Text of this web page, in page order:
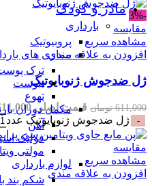
مادر و کودک
بارداری
پروبیوتیک
بیماری های
ترک
یبوست
تهوع
مکمل دوران
آهن
فولیک
مولتی
لوازم بارداری
شکم بند
-3%
مقایسه
مشاهده سریع
افزودن به علاقه مندی
ژل ضدجوش ژنوبایوتیک
611,000 تومان قیمت اصلی 611,000 تومان بود.
ژل ضدجوش ژنوبایوتیک عدد
مقایسه
مشاهده سریع
افزودن به علاقه مندی